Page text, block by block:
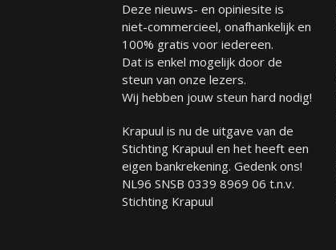
Deze nieuws- en opiniesite is
niet-commercieel, onafhankelijk en
100% gratis voor iedereen.
Dat is enkel mogelijk door de
steun van onze lezers.
Wij hebben jouw steun hard nodig!
Krapuul is nu de uitgave van de
Stichting Krapuul en het heeft een
eigen bankrekening. Gedenk ons!
NL96 SNSB 0339 8969 06 t.n.v.
Stichting Krapuul